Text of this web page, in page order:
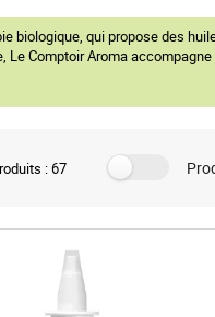
biologique, qui propose des
Comptoir Aroma
: 67